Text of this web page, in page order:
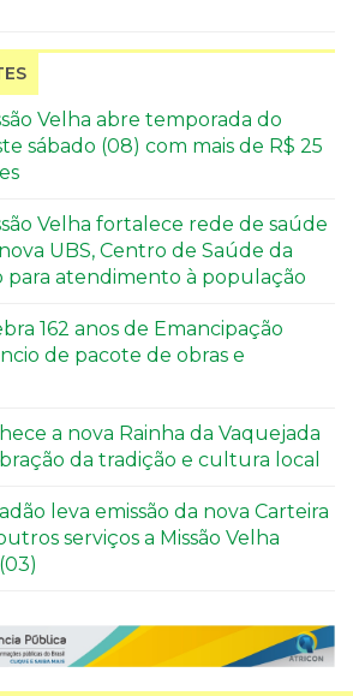
Velha abre temporada do
sábado (08) com mais de R$ 25
Velha fortalece rede de saúde
UBS, Centro de Saúde da
atendimento à população
162 anos de Emancipação
de pacote de obras e
a nova Rainha da Vaquejada
da tradição e cultura local
leva emissão da nova Carteira
serviços a Missão Velha